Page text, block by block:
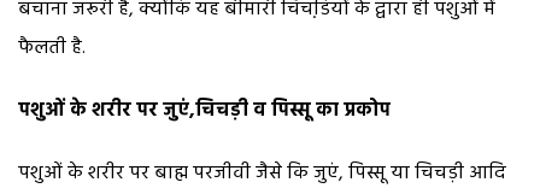
बचाना जरूरी है, क्योंकि यह बीमारी चिचडि़यों के द्वारा ही पशुओं में
फैलती है.
पशुओं के शरीर पर जुएं,चिचड़ी व पिस्सू का प्रकोप
पशुओं के शरीर पर बाह्म परजीवी जैसे कि जुएं, पिस्सू या चिचड़ी आदि